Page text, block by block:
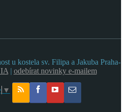
u kostela sv. Filipa a Jakuba Praha-
| odebírat novinky e-mailem
▼